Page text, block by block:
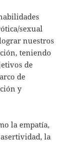
sexual
nuestros
teniendo
de
de
y
la empatía,
la